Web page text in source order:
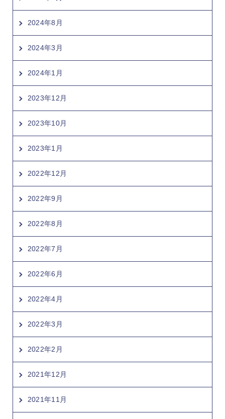
2024年8月
2024年3月
2024年1月
2023年12月
2023年10月
2023年1月
2022年12月
2022年9月
2022年8月
2022年7月
2022年6月
2022年4月
2022年3月
2022年2月
2021年12月
2021年11月